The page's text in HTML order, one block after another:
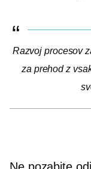
Razvoj procesov
za prehod z